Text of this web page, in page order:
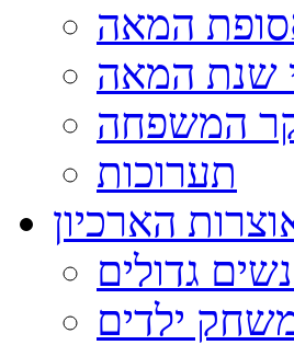
המאה
שנת המאה
המשפחה
תערוכות
הארכיון
גדולים
ילדים